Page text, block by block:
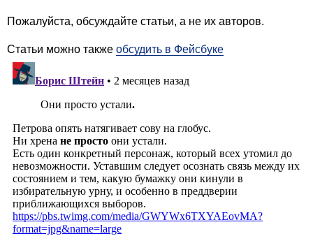
Пожалуйста, обсуждайте статьи, а не их авторов.
Статьи можно также обсудить в Фейсбуке